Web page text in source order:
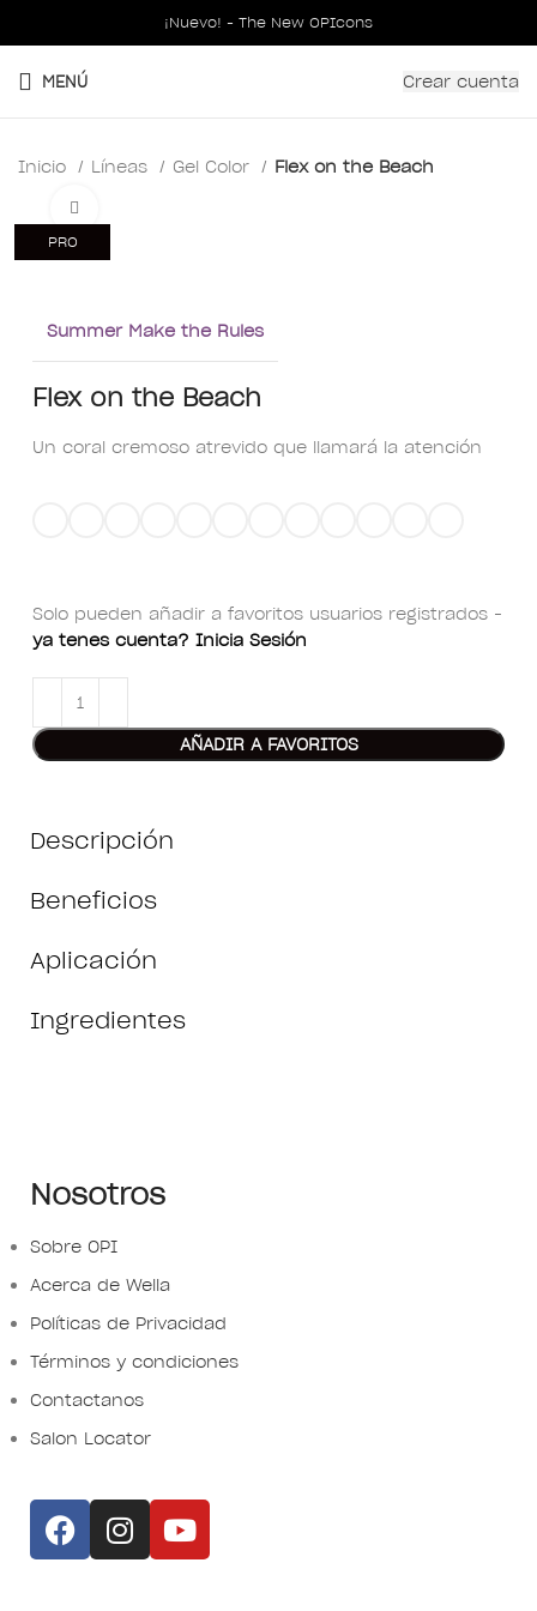
¡Nuevo! - The New OPIcons
MENÚ Crear cuenta
Inicio Líneas Gel Color Flex on the Beach​
PRO
Summer Make the Rules
Flex on the Beach​
Un coral cremoso atrevido que llamará la atención
Solo pueden añadir a favoritos usuarios registrados -
ya tenes cuenta? Inicia Sesión
AÑADIR A FAVORITOS
Descripción
Beneficios
Aplicación
Ingredientes
Nosotros
Sobre OPI
Acerca de Wella
Políticas de Privacidad
Términos y condiciones
Contactanos
Salon Locator